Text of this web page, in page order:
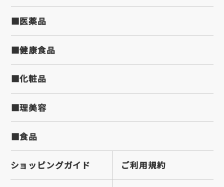
■医薬品
■健康食品
■化粧品
■理美容
■食品
ショッピングガイド ご利用規約